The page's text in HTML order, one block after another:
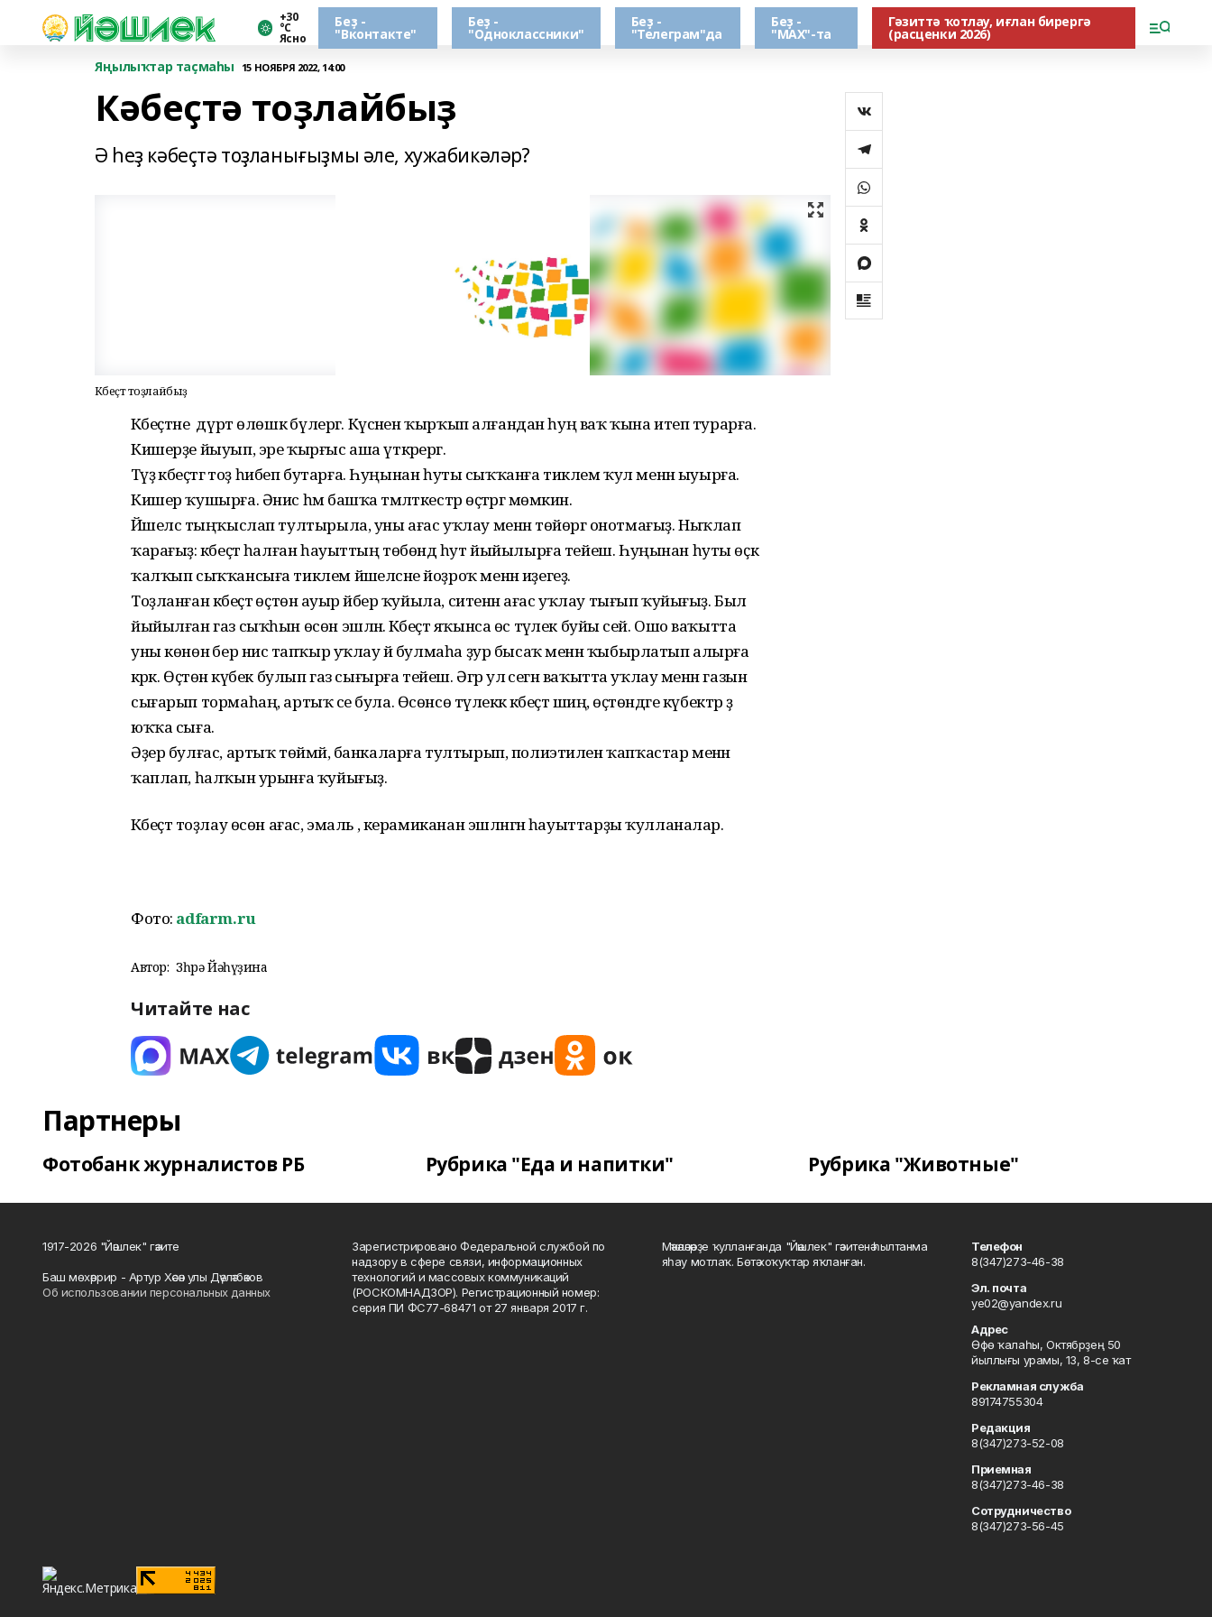
+30
°С
Ясно
Беҙ -
"Вконтакте"
Беҙ -
"Одноклассники"
Беҙ -
"Телеграм"да
Беҙ -
"МАХ"-та
Гәзиттә ҡотлау, иғлан бирергә
(расценки 2026)
Яңылыҡтар таҫмаһы
15 НОЯБРЯ 2022, 14:00
Кәбеҫтә тоҙлайбыҙ
Ә һеҙ кәбеҫтә тоҙланығыҙмы әле, хужабикәләр?
Кәбеҫтә тоҙлайбыҙ
Кәбеҫтәне дүрт өлөшкә бүлергә. Күсәнен ҡырҡып алғандан һуң ваҡ ҡына итеп турарға.
Кишерҙе йыуып, эре ҡырғыс аша үткәрергә.
Тәүҙә кәбеҫтәгә тоҙ һибеп бутар­ға. Һуңынан һуты сыҡҡанға тиклем ҡул менән ыуырға.
Кишер ҡушырға. Әнис һәм башҡа тәмләткестәр өҫтәргә мөмкин.
Йәшелсә тыңҡыслап тултырыла, уны ағас уҡлау менән төйөргә онотмағыҙ. Ныҡлап
ҡарағыҙ: кәбеҫтә һалған һауыттың төбөндә һут йыйылырға тейеш. Һуңынан һуты өҫкә
ҡалҡып сыҡҡансыға тиклем йәшелсәне йоҙроҡ менән иҙегеҙ.
Тоҙланған кәбеҫтә өҫтөнә ауыр әйбер ҡуйыла, ситенән ағас уҡлау тығып ҡуйығыҙ. Был
йыйылған газ сыҡһын өсөн эшләнә. Кәбеҫтә яҡынса өс тәүлек буйы әсей. Ошо ваҡытта
уны көнөнә бер нисә тапҡыр уҡлау йә булмаһа ҙур бысаҡ менән ҡыбырла­тып алырға
кәрәк. Өҫтөнә күбек булып газ сығырға тейеш. Әгәр ул әсегән ваҡытта уҡлау менән газын
сығарып тормаһаң, артыҡ әсе була­. Өсөнсө тәүлеккә кәбеҫтә шиңә, өҫтөндәге күбектәр ҙә
юҡҡа сыға.
Әҙер булғас, артыҡ төймәй, банкаларға тултырып, полиэтилен ҡапҡастар менән
ҡаплап, һалҡын урынға ҡуйығыҙ.
Кәбеҫтә тоҙлау өсөн ағас, эмаль , керамиканан эшләнгән һауыттарҙы ҡулланалар.
Фото: adfarm.ru
Автор: Зөһрә Йәһүҙина
Читайте нас
Партнеры
Фотобанк журналистов РБ Рубрика "Еда и напитки" Рубрика "Животные"
1917-2026 "Йәшлек" гәзите
Баш мөхәррир - Артур Хәсән улы Дәүләтбәков
Об использовании персональных данных
Зарегистрировано Федеральной службой по
надзору в сфере связи, информационных
технологий и массовых коммуникаций
(РОСКОМНАДЗОР). Регистрационный номер:
серия ПИ ФС77-68471 от 27 января 2017 г.
Мәҡәләләрҙе ҡулланғанда "Йәшлек" гәзитенә һылтанма
яһау мотлаҡ. Бөтә хоҡуҡтар яҡланған.
Телефон
8(347)273-46-38
Эл. почта
ye02@yandex.ru
Адрес
Өфө ҡалаһы, Октябрҙең 50
йыллығы урамы, 13, 8-се ҡат
Рекламная служба
89174755304
Редакция
8(347)273-52-08
Приемная
8(347)273-46-38
Сотрудничество
8(347)273-56-45